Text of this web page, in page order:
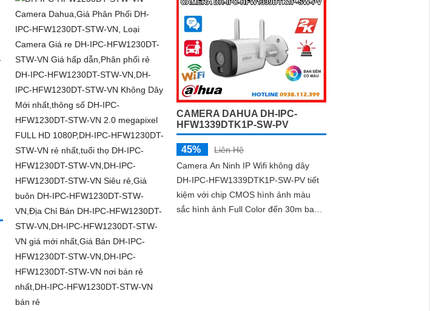
CAMERA DAHUA DH-IPC-
HFW1339DTK1P-SW-PV
45%
Liên Hệ
Camera An Ninh IP Wifi không dây
DH-IPC-HFW1339DTK1P-SW-PV tiết
kiệm với chip CMOS hình ảnh màu
sắc hình ảnh Full Color đến 30m ban